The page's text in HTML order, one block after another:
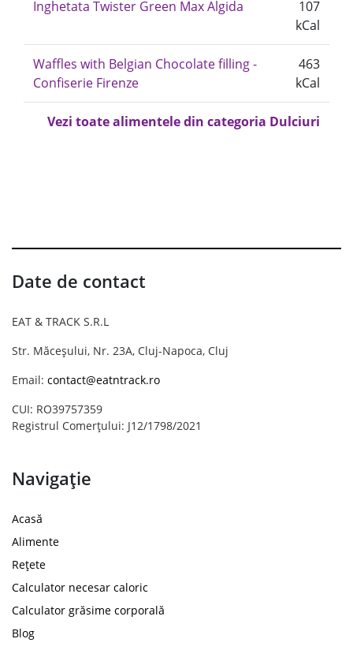
Inghetata Twister Green Max Algida
107
kCal
Waffles with Belgian Chocolate filling -
Confiserie Firenze
463
kCal
Vezi toate alimentele din categoria Dulciuri
Date de contact
EAT & TRACK S.R.L
Str. Măceșului, Nr. 23A, Cluj-Napoca, Cluj
Email: contact@eatntrack.ro
CUI: RO39757359
Registrul Comerțului: J12/1798/2021
Navigație
Acasă
Alimente
Rețete
Calculator necesar caloric
Calculator grăsime corporală
Blog